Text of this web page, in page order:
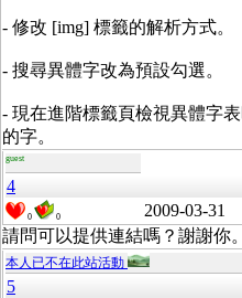
- 修改 [img] 標籤的解析方式。
- 搜尋異體字改為預設勾選。
- 現在進階標籤頁檢視異體字
的字。
guest
4
0 0 2009-03-31
請問可以提供連結嗎？謝謝你。
本人已不在此站活動
5